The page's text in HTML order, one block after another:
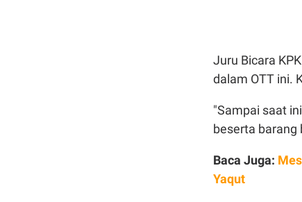
Juru Bicara
dalam OTT ini.
"Sampai saat
beserta barang
Baca Juga:
Yaqut